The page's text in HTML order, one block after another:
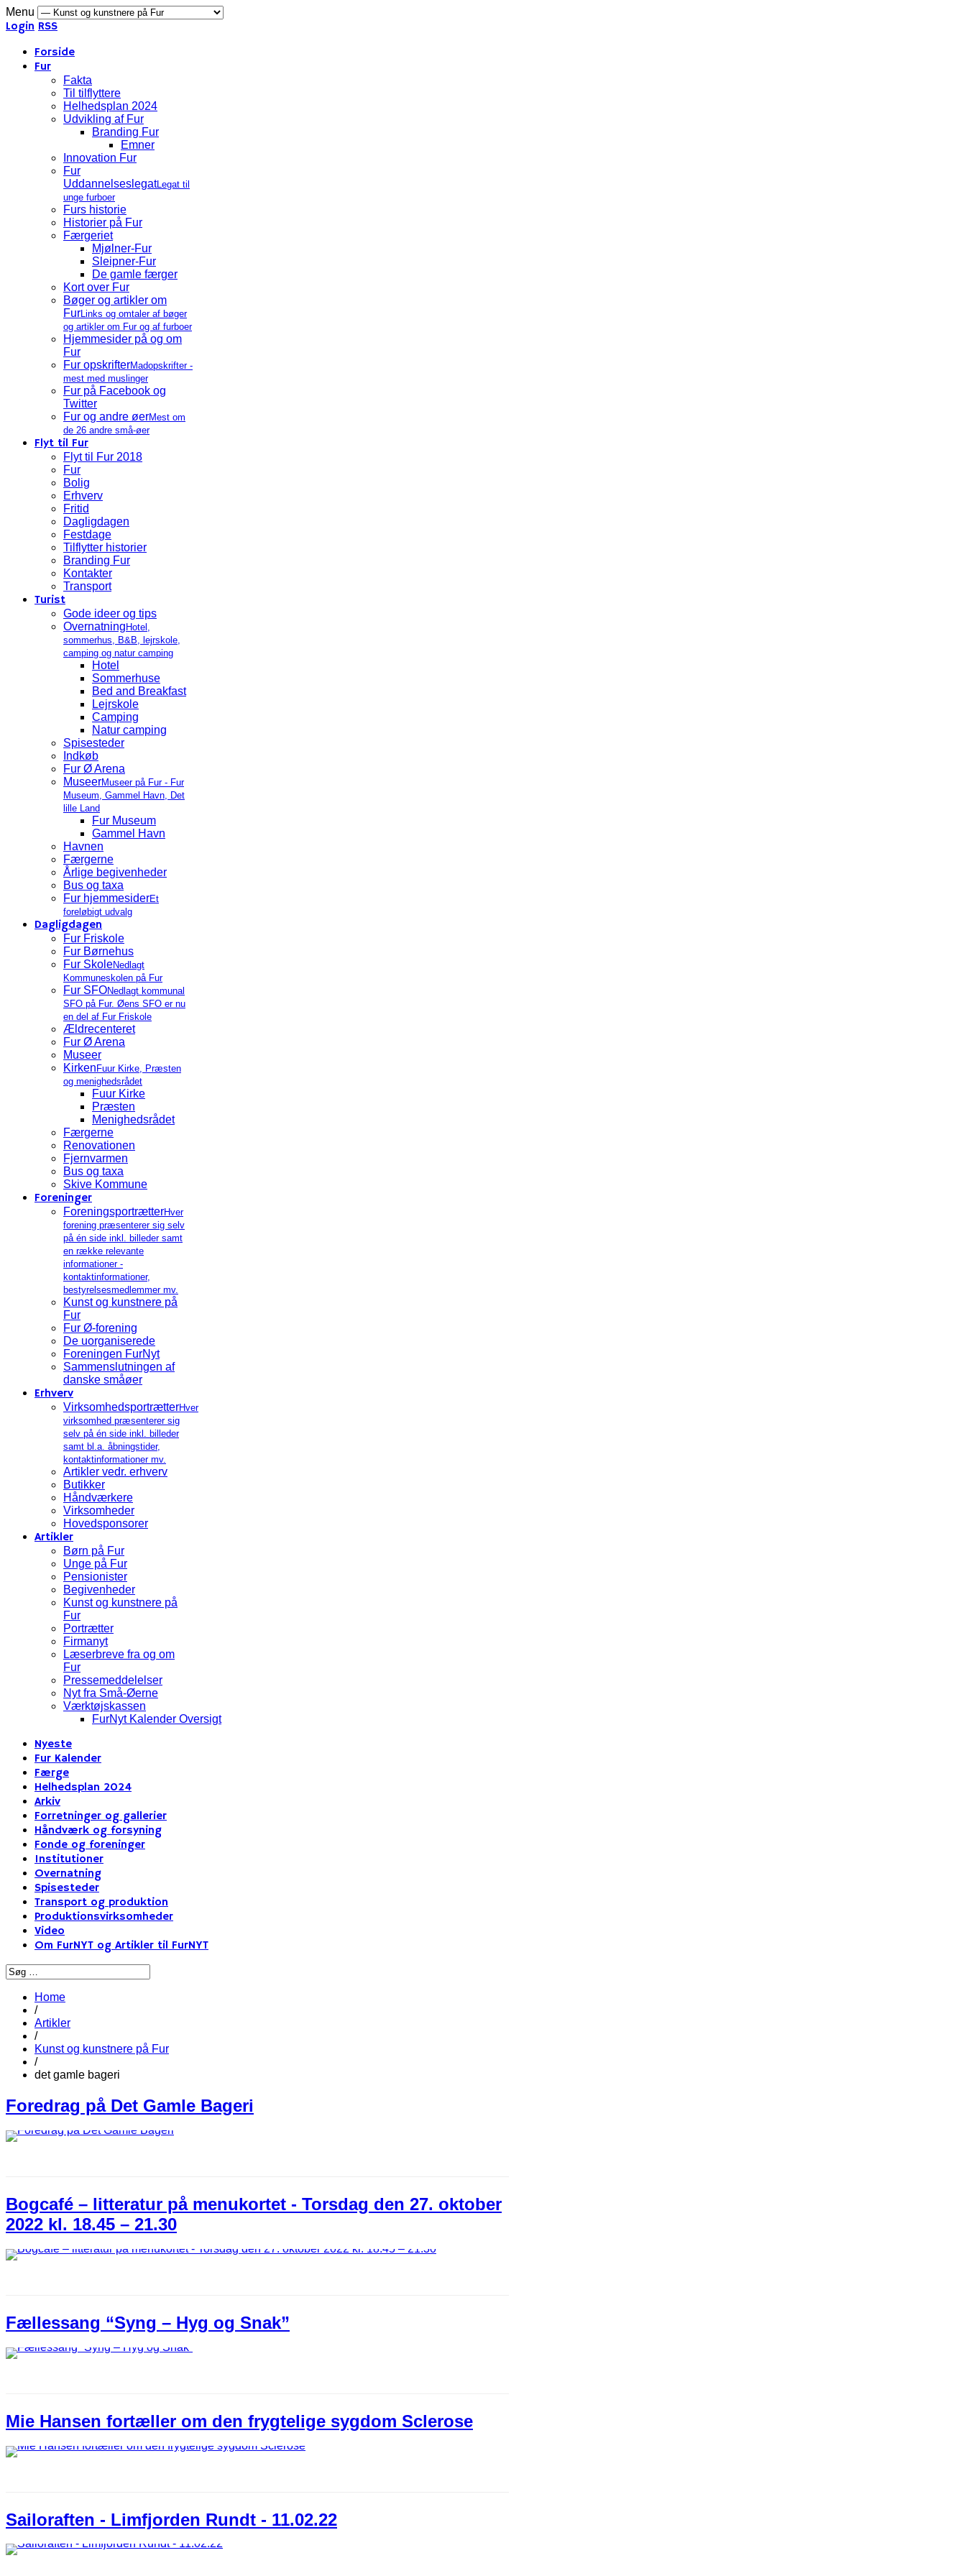
Menu
Login RSS
Forside
Fur
Fakta
Til tilflyttere
Helhedsplan 2024
Udvikling af Fur
Branding Fur
Emner
Innovation Fur
Fur
UddannelseslegatLegat til
unge furboer
Furs historie
Historier på Fur
Færgeriet
Mjølner-Fur
Sleipner-Fur
De gamle færger
Kort over Fur
Bøger og artikler om
FurLinks og omtaler af bøger
og artikler om Fur og af furboer
Hjemmesider på og om
Fur
Fur opskrifterMadopskrifter -
mest med muslinger
Fur på Facebook og
Twitter
Fur og andre øerMest om
de 26 andre små-øer
Flyt til Fur
Flyt til Fur 2018
Fur
Bolig
Erhverv
Fritid
Dagligdagen
Festdage
Tilflytter historier
Branding Fur
Kontakter
Transport
Turist
Gode ideer og tips
Overnatning Hotel,
sommerhus, B&B, lejrskole,
camping og natur camping
Hotel
Sommerhuse
Bed and Breakfast
Lejrskole
Camping
Natur camping
Spisesteder
Indkøb
Fur Ø Arena
MuseerMuseer på Fur - Fur
Museum, Gammel Havn, Det
lille Land
Fur Museum
Gammel Havn
Havnen
Færgerne
Årlige begivenheder
Bus og taxa
Fur hjemmesiderEt
foreløbigt udvalg
Dagligdagen
Fur Friskole
Fur Børnehus
Fur SkoleNedlagt
Kommuneskolen på Fur
Fur SFONedlagt kommunal
SFO på Fur. Øens SFO er nu
en del af Fur Friskole
Ældrecenteret
Fur Ø Arena
Museer
Kirken Fuur Kirke, Præsten
og menighedsrådet
Fuur Kirke
Præsten
Menighedsrådet
Færgerne
Renovationen
Fjernvarmen
Bus og taxa
Skive Kommune
Foreninger
ForeningsportrætterHver
forening præsenterer sig selv
på én side inkl. billeder samt
en række relevante
informationer -
kontaktinformationer,
bestyrelsesmedlemmer mv.
Kunst og kunstnere på
Fur
Fur Ø-forening
De uorganiserede
Foreningen FurNyt
Sammenslutningen af
danske småøer
Erhverv
VirksomhedsportrætterHver
virksomhed præsenterer sig
selv på én side inkl. billeder
samt bl.a. åbningstider,
kontaktinformationer mv.
Artikler vedr. erhverv
Butikker
Håndværkere
Virksomheder
Hovedsponsorer
Artikler
Børn på Fur
Unge på Fur
Pensionister
Begivenheder
Kunst og kunstnere på
Fur
Portrætter
Firmanyt
Læserbreve fra og om
Fur
Pressemeddelelser
Nyt fra Små-Øerne
Værktøjskassen
FurNyt Kalender Oversigt
Nyeste
Fur Kalender
Færge
Helhedsplan 2024
Arkiv
Forretninger og gallerier
Håndværk og forsyning
Fonde og foreninger
Institutioner
Overnatning
Spisesteder
Transport og produktion
Produktionsvirksomheder
Video
Om FurNYT og Artikler til FurNYT
Home
/
Artikler
/
Kunst og kunstnere på Fur
/
det gamle bageri
Foredrag på Det Gamle Bageri
Bogcafé – litteratur på menukortet - Torsdag den 27. oktober
2022 kl. 18.45 – 21.30
Fællessang “Syng – Hyg og Snak”
Mie Hansen fortæller om den frygtelige sygdom Sclerose
Sailoraften - Limfjorden Rundt - 11.02.22